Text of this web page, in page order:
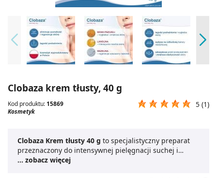
Clobaza krem tłusty, 40 g
Kod produktu: 15869
Kosmetyk
5 (1)
Clobaza Krem tłusty 40 g to specjalistyczny preparat
przeznaczony do intensywnej pielęgnacji suchej i
wrażliwej skóry twarzy oraz ciała. Dzięki bogatej, tłustej
... zobacz więcej